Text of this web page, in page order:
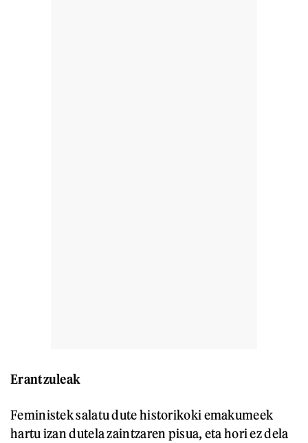
Erantzuleak
Feministek salatu dute historikoki emakumeek
hartu izan dutela zaintzaren pisua, eta hori ez dela